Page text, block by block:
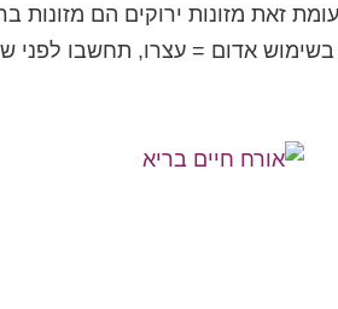
זאת מזונות ירוקים הם מזונות
אדום = עצרו, תחשבו לפני